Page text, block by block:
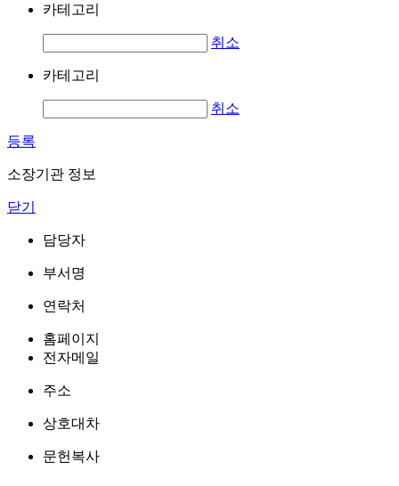
카테고리
취소
카테고리
취소
등록
소장기관 정보
닫기
담당자
부서명
연락처
홈페이지
전자메일
주소
상호대차
문헌복사